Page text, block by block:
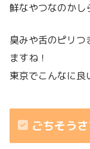
鮮なやつなのかし
臭みや舌のピリつ
ますね！
東京でこんなに良
ごちそう